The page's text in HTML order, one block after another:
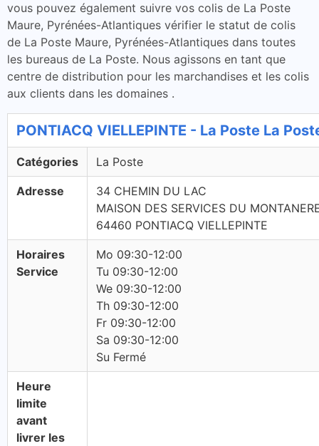
vous pouvez également suivre vos colis de La Poste
Maure, Pyrénées-Atlantiques vérifier le statut de colis
de La Poste Maure, Pyrénées-Atlantiques dans toutes
les bureaus de La Poste. Nous agissons en tant que
centre de distribution pour les marchandises et les colis
aux clients dans les domaines .
PONTIACQ VIELLEPINTE - La Poste La
Catégories La Poste
Adresse
34 CHEMIN DU LAC
MAISON DES SERVICES DU
64460 PONTIACQ VIELLEPINTE
Horaires
Service
Mo 09:30-12:00
Tu 09:30-12:00
We 09:30-12:00
Th 09:30-12:00
Fr 09:30-12:00
Sa 09:30-12:00
Su Fermé
Heure
limite
avant
livrer les